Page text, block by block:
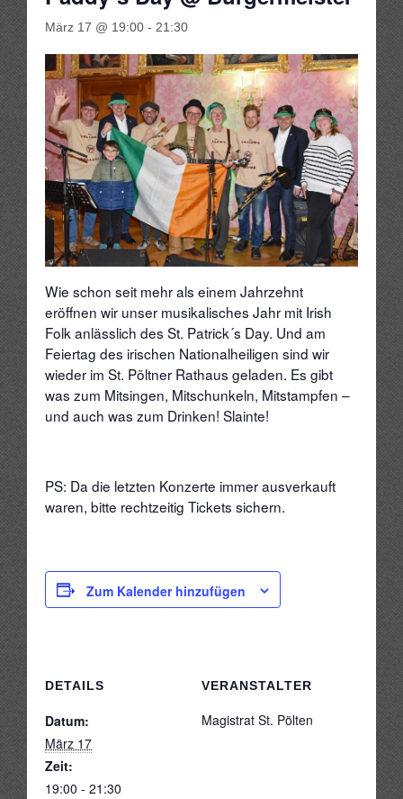
Hörbeispiele
Auszüge aus dem Repertoire
Veranstaltungen
Bilder
Album „From Galway Bay to the Cumberland Gap“
Band T-Shirts
The Gallows Fellows Wild West Show
März 17 @ 19:00 - 21:30
Wie schon seit mehr als einem Jahrzehnt
eröffnen wir unser musikalisches Jahr mit Irish
Folk anlässlich des St. Patrick´s Day. Und am
Feiertag des irischen Nationalheiligen sind wir
wieder im St. Pöltner Rathaus geladen. Es gibt
was zum Mitsingen, Mitschunkeln, Mitstampfen –
und auch was zum Drinken! Slainte!
PS: Da die letzten Konzerte immer ausverkauft
waren, bitte rechtzeitig Tickets sichern.
Zum Kalender hinzufügen
DETAILS
Datum:
März 17
Zeit:
19:00 - 21:30
VERANSTALTER
Magistrat St. Pölten